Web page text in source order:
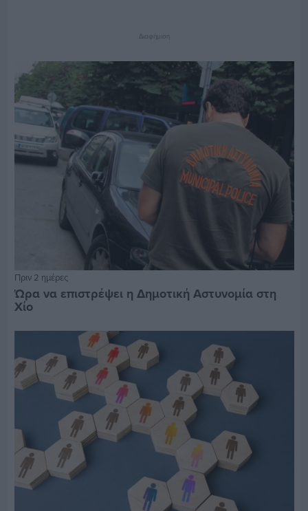
Διαφήμιση
Πριν 2 ημέρες
Ώρα να επιστρέψει η Δημοτική Αστυνομία στη
Χίο